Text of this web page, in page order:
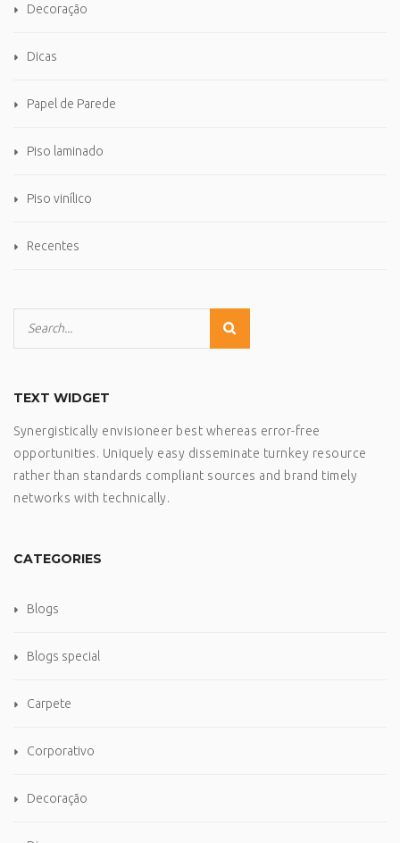
Decoração
Dicas
Papel de Parede
Piso laminado
Piso vinílico
Recentes
TEXT WIDGET
Synergistically envisioneer best whereas error-free
opportunities. Uniquely easy disseminate turnkey resource
rather than standards compliant sources and brand timely
networks with technically.
CATEGORIES
Blogs
Blogs special
Carpete
Corporativo
Decoração